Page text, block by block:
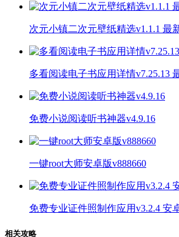
次元小镇二次元壁纸精选v1.1.1 最
多看阅读电子书应用详情v7.25.13
免费小说阅读听书神器v4.9.16
一键root大师安卓版v888660
免费专业证件照制作应用v3.2.4 安
相关攻略